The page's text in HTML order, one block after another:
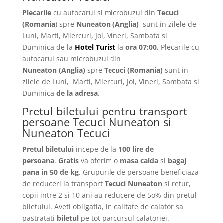
Plecarilecu autocarul si microbuzul din Tecuci
(Romania) spre Nuneaton (Anglia) sunt in zilele de
Luni, Marti, Miercuri, Joi, Vineri, Sambata si
Duminica de la Hotel Turistla ora 07:00. Plecarile cu
autocarul sau microbuzul din
Nuneaton (Anglia) spre Tecuci (Romania) sunt in
zilele de Luni, Marti, Miercuri, Joi, Vineri, Sambata si
Duminica de la adresa.
Pretul biletului pentru transport
persoane Tecuci Nuneaton si
Nuneaton Tecuci
Pretul biletuluiincepe de la 100 lire de
persoana. Gratisva oferim o masa caldasi bagaj
pana in 50 de kg. Grupurile de persoane beneficiaza
de reduceri la transport Tecuci Nuneatonsi retur,
copii intre 2 si 10 ani au reducere de 5o% din pretul
biletului. Aveti obligatia, in calitate de calator sa
pastratati biletulpe tot parcursul calatoriei.